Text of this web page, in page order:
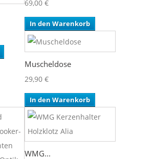
69,00 €
In den Warenkorb
Muscheldose
29,90 €
In den Warenkorb
WMG...